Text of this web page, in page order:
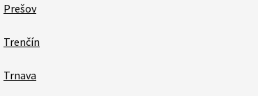
Prešov
Trenčín
Trnava